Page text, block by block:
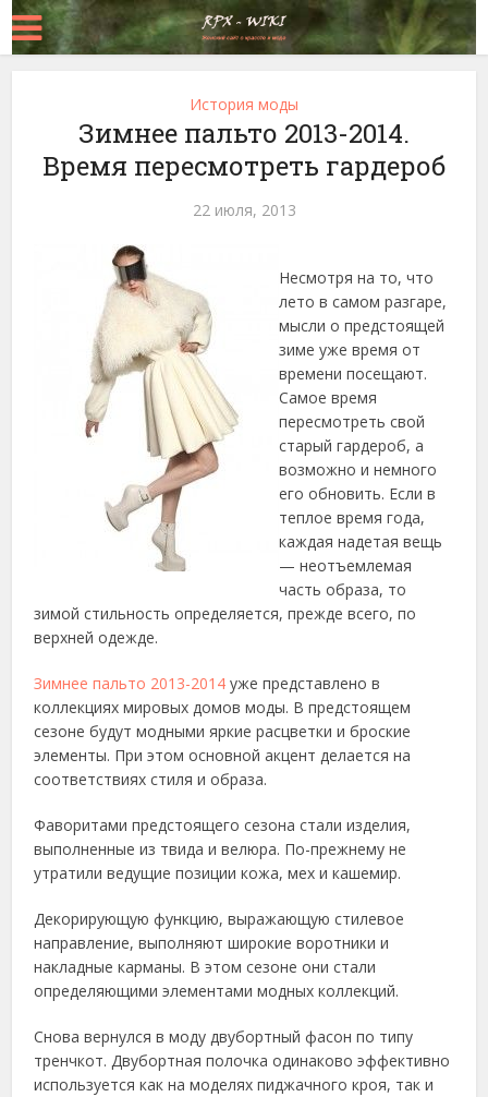
История моды
Зимнее пальто 2013-2014.
Время пересмотреть гардероб
22 июля, 2013
Несмотря на то, что
лето в самом разгаре,
мысли о предстоящей
зиме уже время от
времени посещают.
Самое время
пересмотреть свой
старый гардероб, а
возможно и немного
его обновить. Если в
теплое время года,
каждая надетая вещь
— неотъемлемая
часть образа, то
зимой стильность определяется, прежде всего, по
верхней одежде.
Зимнее пальто 2013-2014 уже представлено в
коллекциях мировых домов моды. В предстоящем
сезоне будут модными яркие расцветки и броские
элементы. При этом основной акцент делается на
соответствиях стиля и образа.
Фаворитами предстоящего сезона стали изделия,
выполненные из твида и велюра. По-прежнему не
утратили ведущие позиции кожа, мех и кашемир.
Декорирующую функцию, выражающую стилевое
направление, выполняют широкие воротники и
накладные карманы. В этом сезоне они стали
определяющими элементами модных коллекций.
Снова вернулся в моду двубортный фасон по типу
тренчкот. Двубортная полочка одинаково эффективно
используется как на моделях пиджачного кроя, так и